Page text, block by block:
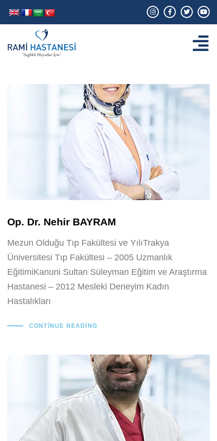
Op. Dr. Nehir BAYRAM
Mezun Olduğu Tıp Fakültesi ve YılıTrakya
Üniversitesi Tıp Fakültesi – 2005 Uzmanlık
EğitimiKanuni Sultan Süleyman Eğitim ve Araştırma
Hastanesi – 2012 Mesleki Deneyim Kadın
Hastalıkları
CONTINUE READING